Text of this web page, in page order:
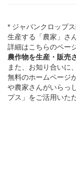
* ジャパンクロップ
生産する「農家」さ
詳細はこちらのペー
農作物を生産・販売
また、お知り合いに
無料のホームページ
や農家さんがいらっ
プス」をご活用いた